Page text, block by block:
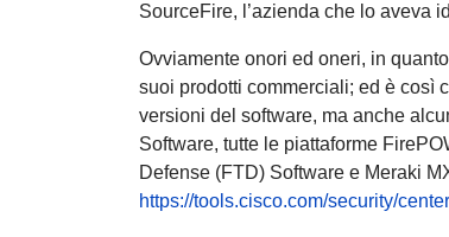
SourceFire, l’azienda che lo aveva
Ovviamente onori ed oneri, in
suoi prodotti commerciali; ed è così
versioni del software, ma anche
Software, tutte le piattaforme
Defense (FTD) Software e Meraki
https://tools.cisco.com/security/